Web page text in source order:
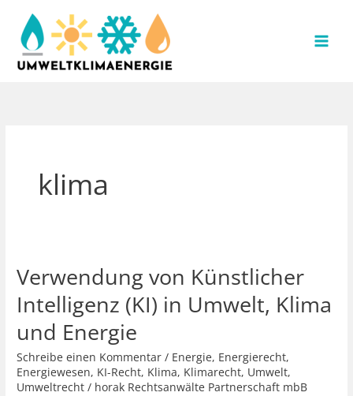
Inhalt
springen
klima
Verwendung von Künstlicher
Intelligenz (KI) in Umwelt, Klima
und Energie
Schreibe einen Kommentar / Energie, Energierecht,
Energiewesen, KI-Recht, Klima, Klimarecht, Umwelt,
Umweltrecht / horak Rechtsanwälte Partnerschaft mbB